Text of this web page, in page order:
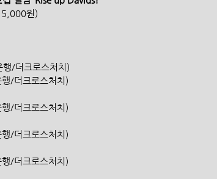
15,000원)
행/더크로스처치)
행/더크로스처치)
행/더크로스처치)
행/더크로스처치)
행/더크로스처치)